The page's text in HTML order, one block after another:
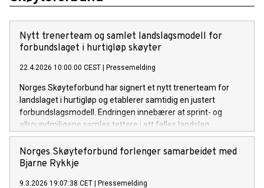
Nytt trenerteam og samlet landslagsmodell for
forbundslaget i hurtigløp skøyter
22.4.2026 10:00:00 CEST Pressemelding
Norges Skøyteforbund har signert et nytt trenerteam for
landslaget i hurtigløp og etablerer samtidig en justert
forbundslagsmodell. Endringen innebærer at sprint- og
allroundmiljøene samles tettere i ett felles landslag.
Norges Skøyteforbund forlenger samarbeidet med
Bjarne Rykkje
9.3.2026 19:07:38 CET Pressemelding